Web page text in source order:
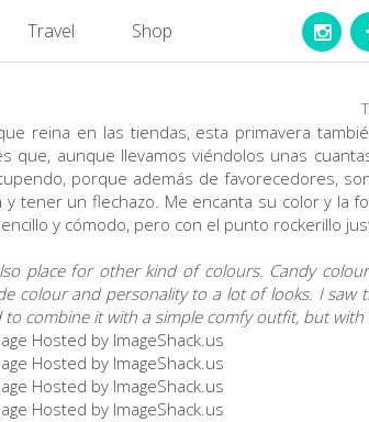
Travel Shop
reina en las tiendas, esta primavera
aunque llevamos viéndolos unas
porque además de favorecedores,
tener un flechazo. Me encanta su color y la
y cómodo, pero con el punto rockerillo
place for other kind of colours. Candy
colour and personality to a lot of looks. I saw
combine it with a simple comfy outfit, but